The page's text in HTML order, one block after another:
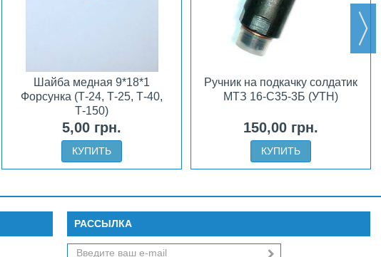
Шайба медная 9*18*1
Форсунка (Т-24, Т-25, Т-40,
Т-150)
5,00 грн.
КУПИТЬ
Ручник на подкачку солдатик
МТЗ 16-С35-3Б (УТН)
150,00 грн.
КУПИТЬ
РАССЫЛКА